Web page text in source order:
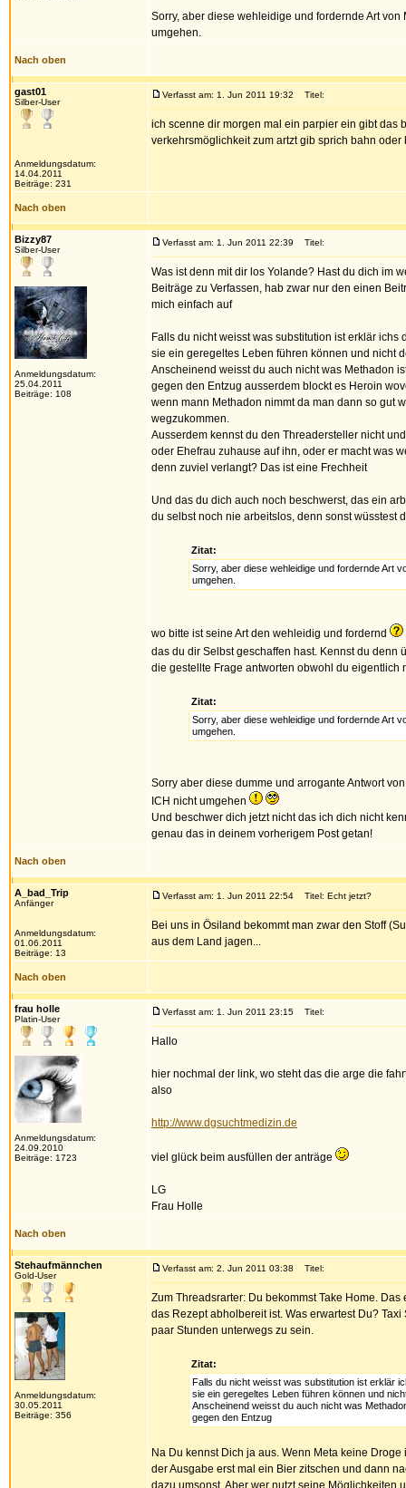
Sorry, aber diese wehleidige und fordernde Art
umgehen.
Nach oben
gast01
Silber-User
Anmeldungsdatum:
14.04.2011
Beiträge: 231
Verfasst am: 1. Jun 2011 19:32 Titel:
ich scenne dir morgen mal ein parpier ein gibt das
verkehrsmöglichkeit zum artzt gib sprich bahn
Nach oben
Bizzy87
Silber-User
Anmeldungsdatum:
25.04.2011
Beiträge: 108
Verfasst am: 1. Jun 2011 22:39 Titel:
Was ist denn mit dir los Yolande? Hast du dich im
Beiträge zu Verfassen, hab zwar nur den einen
mich einfach auf
Falls du nicht weisst was substitution ist erklär
sie ein geregeltes Leben führen können und nicht
Anscheinend weisst du auch nicht was Methadon
gegen den Entzug ausserdem blockt es Heroin
wenn mann Methadon nimmt da man dann so gut
wegzukommen.
Ausserdem kennst du den Threadersteller nicht
oder Ehefrau zuhause auf ihn, oder er macht was
denn zuviel verlangt? Das ist eine Frechheit
Und das du dich auch noch beschwerst, das ein
du selbst noch nie arbeitslos, denn sonst wüsstest
Zitat:
Sorry, aber diese wehleidige und fordernde Art
umgehen.
wo bitte ist seine Art den wehleidig und fordernd
das du dir Selbst geschaffen hast. Kennst du denn
die gestellte Frage antworten obwohl du eigentlich
Zitat:
Sorry, aber diese wehleidige und fordernde Art
umgehen.
Sorry aber diese dumme und arrogante Antwort
ICH nicht umgehen
Und beschwer dich jetzt nicht das ich dich nicht
genau das in deinem vorherigem Post getan!
Nach oben
A_bad_Trip
Anfänger
Anmeldungsdatum:
01.06.2011
Beiträge: 13
Verfasst am: 1. Jun 2011 22:54 Titel: Echt jetzt?
Bei uns in Ösiland bekommt man zwar den Stoff
aus dem Land jagen...
Nach oben
frau holle
Platin-User
Anmeldungsdatum:
24.09.2010
Beiträge: 1723
Verfasst am: 1. Jun 2011 23:15 Titel:
Hallo
hier nochmal der link, wo steht das die arge die
also
http://www.dgsuchtmedizin.de
viel glück beim ausfüllen der anträge
LG
Frau Holle
Nach oben
Stehaufmännchen
Gold-User
Anmeldungsdatum:
30.05.2011
Beiträge: 356
Verfasst am: 2. Jun 2011 03:38 Titel:
Zum Threadsrarter: Du bekommst Take Home.
das Rezept abholbereit ist. Was erwartest Du?
paar Stunden unterwegs zu sein.
Zitat:
Falls du nicht weisst was substitution ist erklär
sie ein geregeltes Leben führen können und
Anscheinend weisst du auch nicht was
gegen den Entzug
Na Du kennst Dich ja aus. Wenn Meta keine
der Ausgabe erst mal ein Bier zitschen und dann
dazu umsonst. Aber wer nutzt seine Möglichkeiten